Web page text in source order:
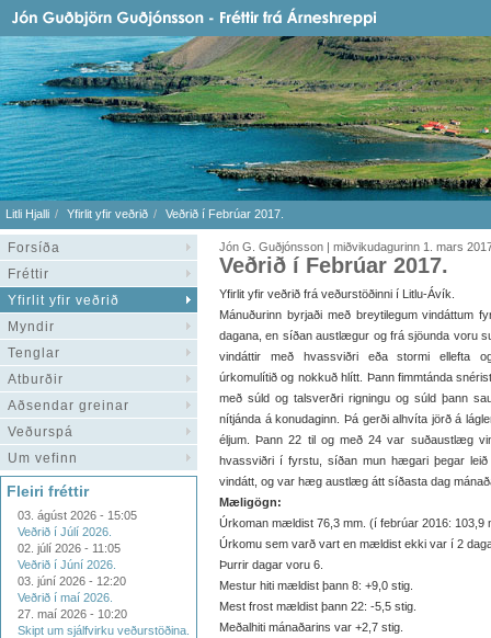
Litli Hjalli Yfirlit yfir veðrið Veðrið í Febrúar 2017.
Forsíða
Fréttir
Yfirlit yfir veðrið
Myndir
Tenglar
Atburðir
Aðsendar greinar
Veðurspá
Um vefinn
Fleiri fréttir
03. ágúst 2026 - 15:05
Veðrið í Júlí 2026.
02. júlí 2026 - 11:05
Veðrið í Júní 2026.
03. júní 2026 - 12:20
Veðrið í maí 2026.
27. maí 2026 - 10:20
Skipt um sjálfvirku veðurstöðina.
Jón G. Guðjónsson | miðvikudagurinn 1. mars
Veðrið í Febrúar 2017.
Yfirlit yfir veðrið frá veðurstöðinni í Litlu-Ávík.
Mánuðurinn byrjaði með breytilegum vindáttum
dagana, en síðan austlægur og frá sjöunda voru
vindáttir með hvassviðri eða stormi ellefta
úrkomulítið og nokkuð hlítt. Þann fimmtánda
með súld og talsverðri rigningu og súld þann
nítjánda á konudaginn. Þá gerði alhvíta jörð á
éljum. Þann 22 til og með 24 var suðaustlæg
hvassviðri í fyrstu, síðan mun hægari þegar
vindátt, og var hæg austlæg átt síðasta dag
Mæligögn:
Úrkoman mældist 76,3 mm. (í febrúar 2016: 103,9
Úrkomu sem varð vart en mældist ekki var í 2
Þurrir dagar voru 6.
Mestur hiti mældist þann 8: +9,0 stig.
Mest frost mældist þann 22: -5,5 stig.
Meðalhiti mánaðarins var +2,7 stig.